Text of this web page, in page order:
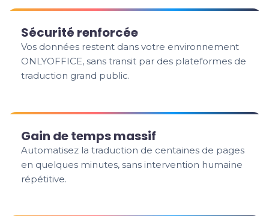
Sécurité renforcée
Vos données restent dans votre environnement
ONLYOFFICE, sans transit par des plateformes de
traduction grand public.
Gain de temps massif
Automatisez la traduction de centaines de pages
en quelques minutes, sans intervention humaine
répétitive.